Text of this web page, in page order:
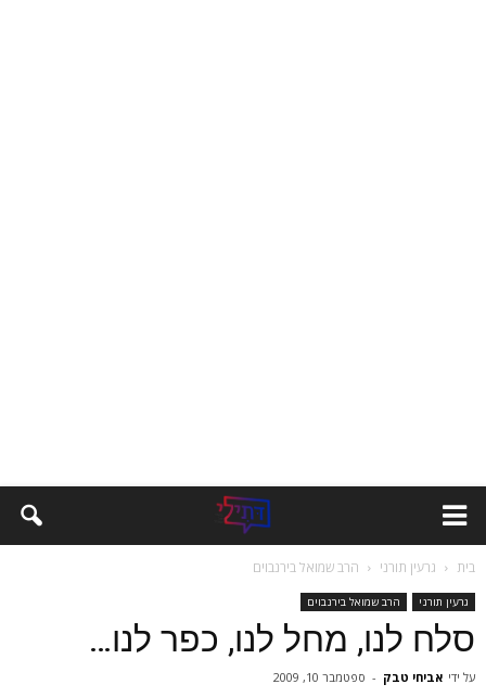
בית גרעין תורני הרב שמואל בירנבוים
גרעין תורני הרב שמואל בירנבוים
סלח לנו, מחל לנו, כפר לנו…
על ידי אביחי טבק - ספטמבר 10, 2009